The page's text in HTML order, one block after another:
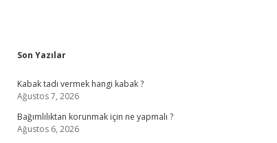
Sidebar
Son Yazılar
Kabak tadı vermek hangi kabak ?
Ağustos 7, 2026
Bağımlılıktan korunmak için ne yapmalı ?
Ağustos 6, 2026